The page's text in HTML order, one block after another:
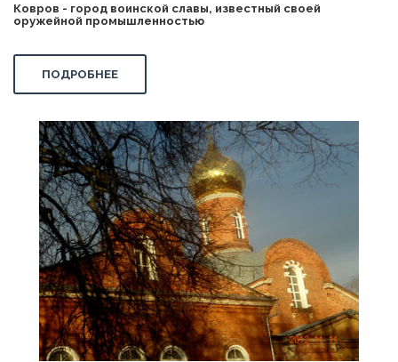
Ковров - город воинской славы, известный своей
оружейной промышленностью
ПОДРОБНЕЕ